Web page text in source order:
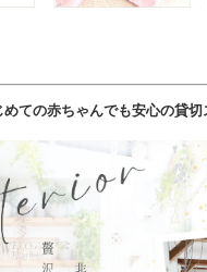
ての赤ちゃんでも安心の貸切